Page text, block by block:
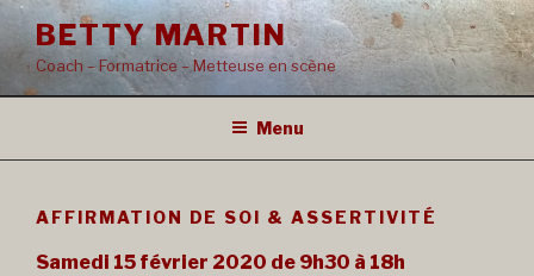
Aller
au
contenu
principal
BETTY MARTIN
Coach – Formatrice – Metteuse en scène
Menu
AFFIRMATION DE SOI & ASSERTIVITÉ
Samedi 15 février 2020 de 9h30 à 18h